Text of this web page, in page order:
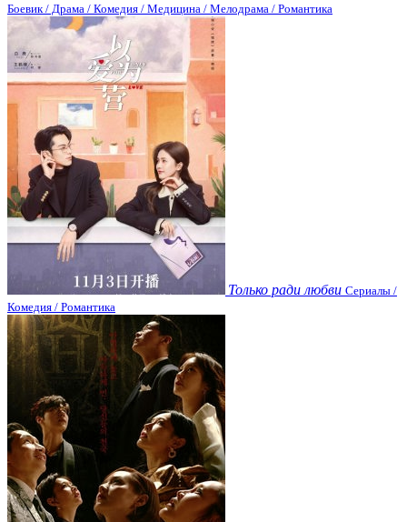
Боевик / Драма / Комедия / Медицина / Мелодрама / Романтика
Только ради любви Сериалы /
Комедия / Романтика